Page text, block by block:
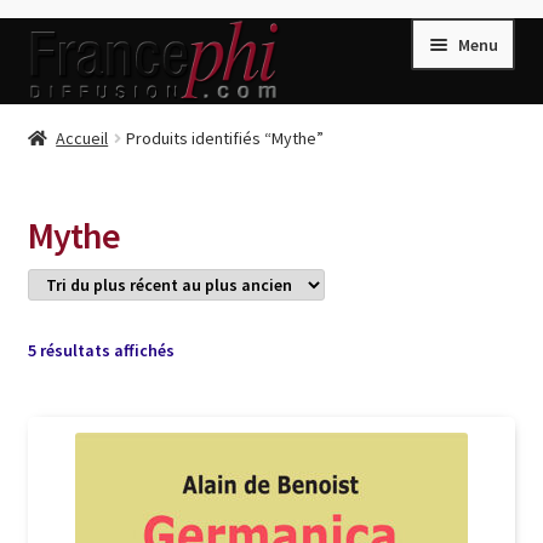
Aller
la
Aller
contenu
Menu
Accueil
Compte
Conditions de Vente
Connection
Listes d’Envies
Livres de Peter Randa
Livres de Philippe Randa
Accueil Produits identifiés “Mythe”
Mythe
5 résultats affichésTrié
récent
plus